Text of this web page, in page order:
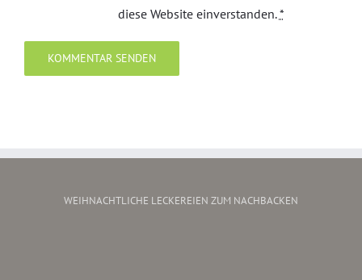
diese Website einverstanden.*
WEIHNACHTLICHE LECKEREIEN ZUM NACHBACKEN